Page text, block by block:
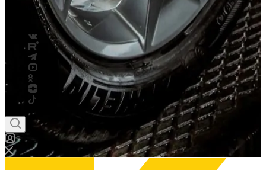
Беларусь